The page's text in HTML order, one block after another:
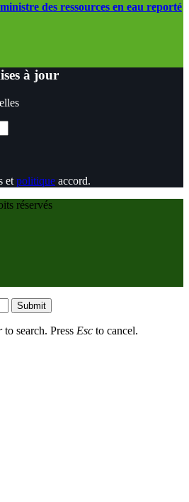
des ressources en eau reporté
à jour
et politique accord.
réservés
Submit
to search. Press Esc to cancel.